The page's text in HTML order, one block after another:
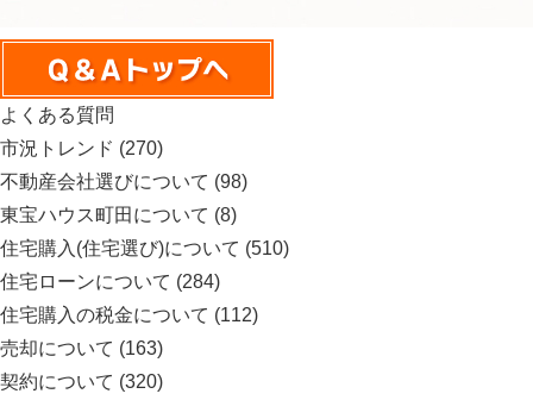
よくある質問
市況トレンド (270)
不動産会社選びについて (98)
東宝ハウス町田について (8)
住宅購入(住宅選び)について (510)
住宅ローンについて (284)
住宅購入の税金について (112)
売却について (163)
契約について (320)